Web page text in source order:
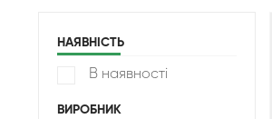
НАЯВНІСТЬ
В наявності
ВИРОБНИК